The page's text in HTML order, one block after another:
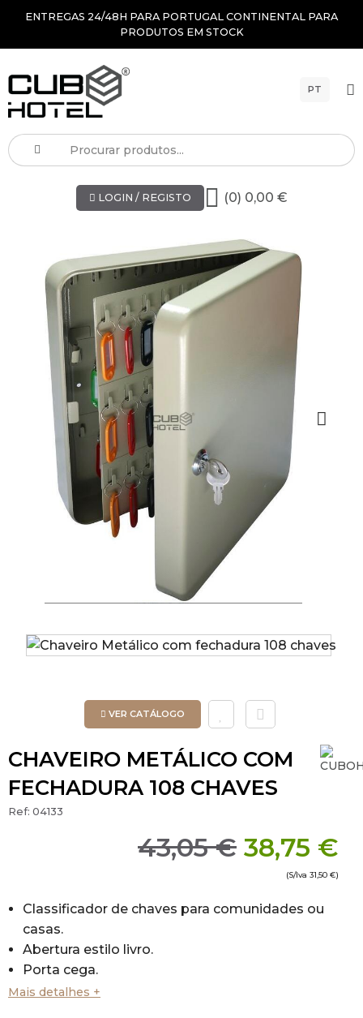
ENTREGAS 24/48H PARA PORTUGAL CONTINENTAL PARA
PRODUTOS EM STOCK
PT
LOGIN / REGISTO (0) 0,00 €
VER CATÁLOGO
CHAVEIRO METÁLICO COM
FECHADURA 108 CHAVES
Ref: 04133
43,05 € 38,75 €
(S/Iva 31,50 €)
Classificador de chaves para comunidades ou
casas.
Abertura estilo livro.
Porta cega.
Inclui folha de índice.
Mais detalhes +